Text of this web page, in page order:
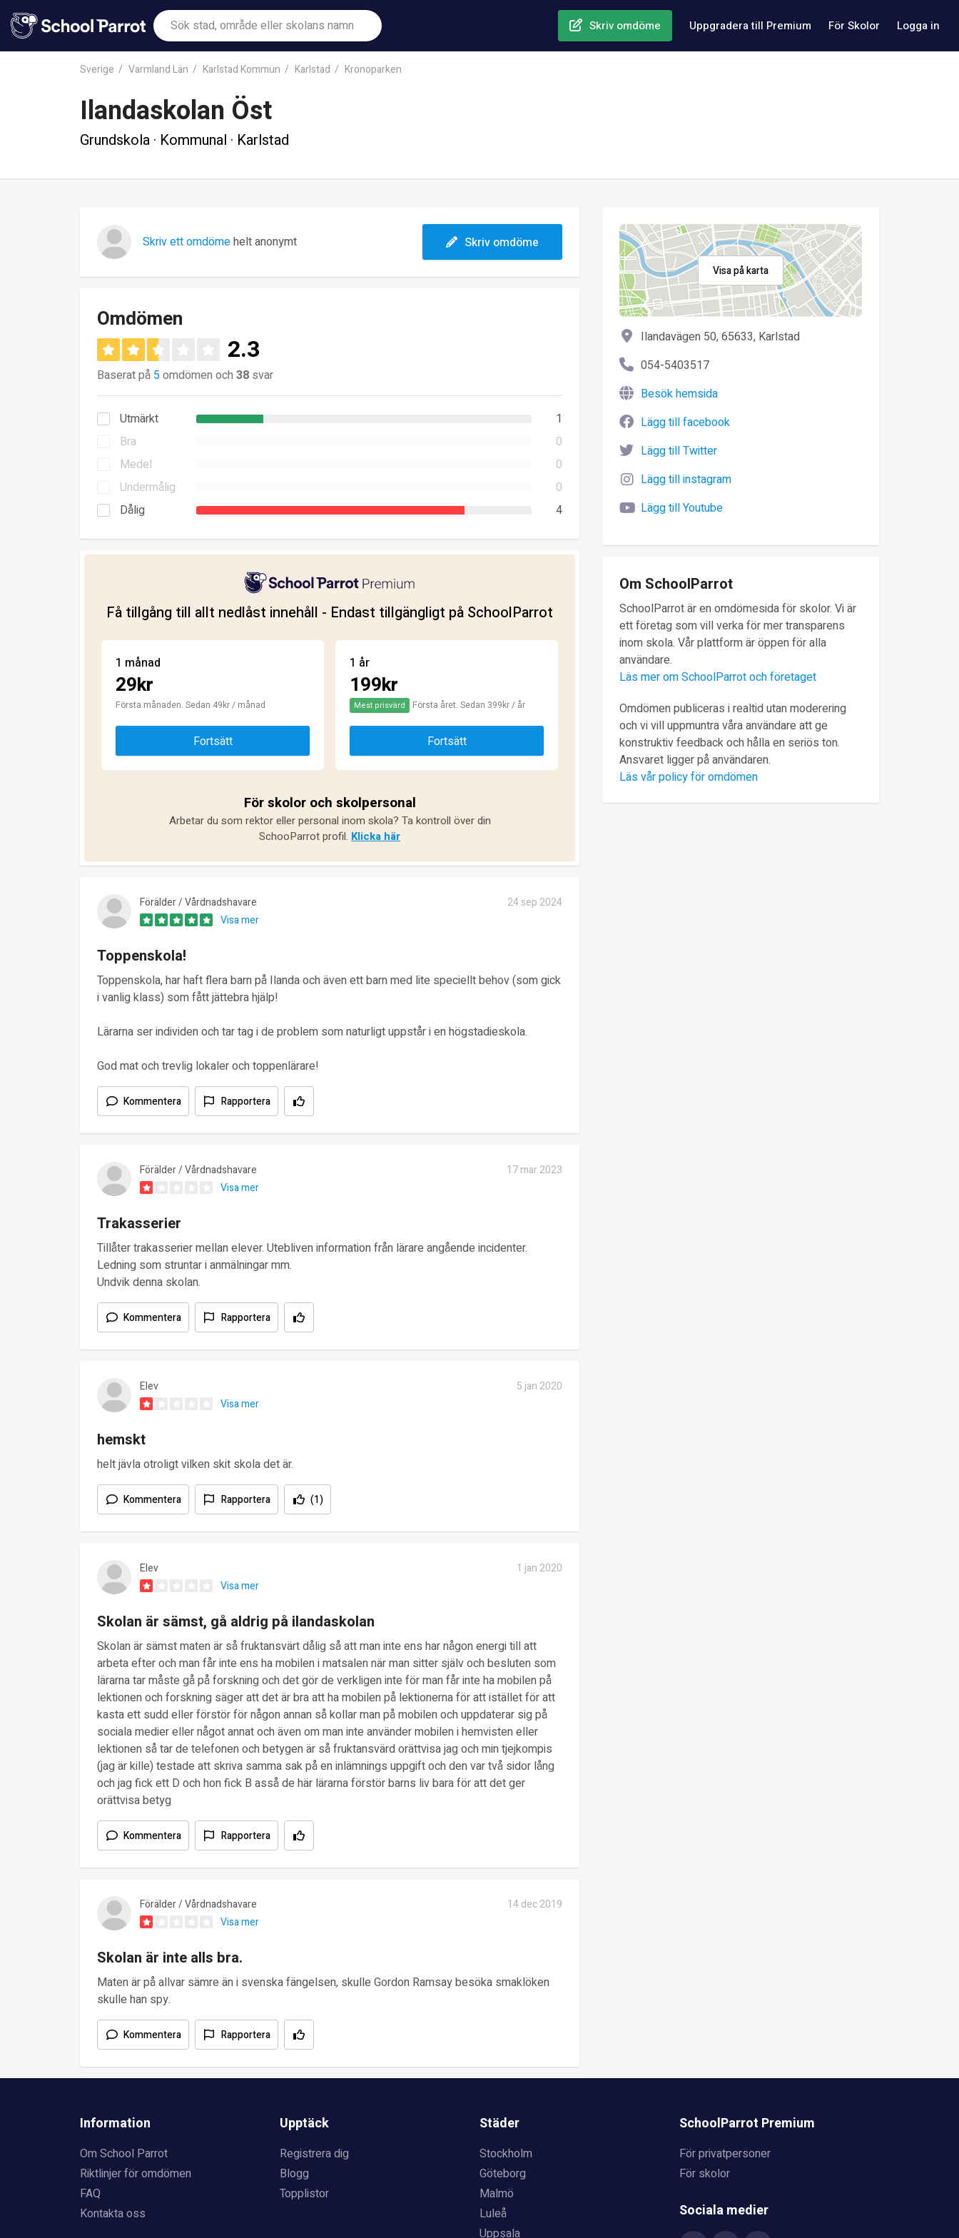
Skriv omdöme Uppgradera till Premium För Skolor Logga in
Sverige Varmland Län Karlstad Kommun Karlstad Kronoparken
Ilandaskolan Öst
Grundskola · Kommunal · Karlstad
Skriv ett omdömehelt anonymt Skriv omdöme
Omdömen
2.3
Baserat på 5omdömen och 38 svar
Utmärkt
1
Bra
0
Medel
0
Undermålig
0
Dålig
4
Få tillgång till allt nedlåst innehåll - Endast tillgängligt på SchoolParrot
1 månad
29kr
Första månaden. Sedan 49kr / månad
Fortsätt
1 år
199kr
Mest prisvärd Första året. Sedan 399kr / år
Fortsätt
För skolor och skolpersonal
Arbetar du som rektor eller personal inom skola? Ta kontroll över din
SchooParrot profil. Klicka här
Förälder / Vårdnadshavare
24 sep 2024
Visa mer
Toppenskola!
Toppenskola, har haft flera barn på Ilanda och även ett barn med lite speciellt behov (som gick
i vanlig klass) som fått jättebra hjälp!
Lärarna ser individen och tar tag i de problem som naturligt uppstår i en högstadieskola.
God mat och trevlig lokaler och toppenlärare!
Kommentera Rapportera
Förälder / Vårdnadshavare
17 mar 2023
Visa mer
Trakasserier
Tillåter trakasserier mellan elever. Utebliven information från lärare angående incidenter.
Ledning som struntar i anmälningar mm.
Undvik denna skolan.
Kommentera Rapportera
Elev
5 jan 2020
Visa mer
hemskt
helt jävla otroligt vilken skit skola det är.
Kommentera Rapportera (1)
Elev
1 jan 2020
Visa mer
Skolan är sämst, gå aldrig på ilandaskolan
Skolan är sämst maten är så fruktansvärt dålig så att man inte ens har någon energi till att
arbeta efter och man får inte ens ha mobilen i matsalen när man sitter själv och besluten som
lärarna tar måste gå på forskning och det gör de verkligen inte för man får inte ha mobilen på
lektionen och forskning säger att det är bra att ha mobilen på lektionerna för att istället för att
kasta ett sudd eller förstör för någon annan så kollar man på mobilen och uppdaterar sig på
sociala medier eller något annat och även om man inte använder mobilen i hemvisten eller
lektionen så tar de telefonen och betygen är så fruktansvärd orättvisa jag och min tjejkompis
(jag är kille) testade att skriva samma sak på en inlämnings uppgift och den var två sidor lång
och jag fick ett D och hon fick B asså de här lärarna förstör barns liv bara för att det ger
orättvisa betyg
Kommentera Rapportera
Förälder / Vårdnadshavare
14 dec 2019
Visa mer
Skolan är inte alls bra.
Maten är på allvar sämre än i svenska fängelsen, skulle Gordon Ramsay besöka smaklöken
skulle han spy.
Kommentera Rapportera
Visa på karta
Ilandavägen 50, 65633, Karlstad
054-5403517
Besök hemsida
Lägg till facebook
Lägg till Twitter
Lägg till instagram
Lägg till Youtube
Om SchoolParrot
SchoolParrot är en omdömesida för skolor. Vi är
ett företag som vill verka för mer transparens
inom skola. Vår plattform är öppen för alla
användare.
Läs mer om SchoolParrot och företaget
Omdömen publiceras i realtid utan moderering
och vi vill uppmuntra våra användare att ge
konstruktiv feedback och hålla en seriös ton.
Ansvaret ligger på användaren.
Läs vår policy för omdömen
Information
Om School Parrot
Riktlinjer för omdömen
FAQ
Kontakta oss
Upptäck
Registrera dig
Blogg
Topplistor
Städer
Stockholm
Göteborg
Malmö
Luleå
Uppsala
SchoolParrot Premium
För privatpersoner
För skolor
Sociala medier